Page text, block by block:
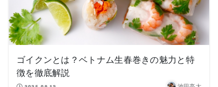
ゴイクンとは？ベトナム生春巻きの魅力と特
徴を徹底解説